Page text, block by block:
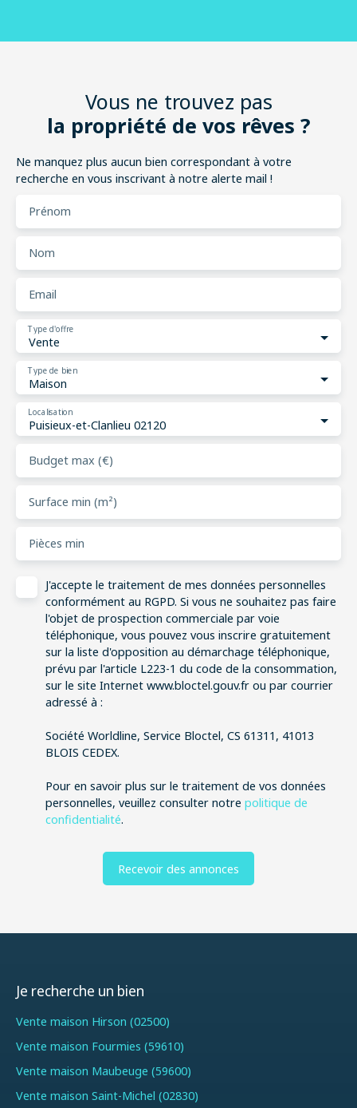
Vous ne trouvez pas
la propriété de vos rêves ?
Ne manquez plus aucun bien correspondant à votre
recherche en vous inscrivant à notre alerte mail !
Prénom
Nom
Email
Vente
Type d'offre
Maison
Type de bien
Puisieux-et-Clanlieu 02120
Localisation
Budget max (€)
Surface min (m²)
Pièces min
J'accepte le traitement de mes données personnelles
conformément au RGPD. Si vous ne souhaitez pas faire
l'objet de prospection commerciale par voie
téléphonique, vous pouvez vous inscrire gratuitement
sur la liste d'opposition au démarchage téléphonique,
prévu par l'article L223-1 du code de la consommation,
sur le site Internet www.bloctel.gouv.fr ou par courrier
adressé à :
Société Worldline, Service Bloctel, CS 61311, 41013
BLOIS CEDEX.
Pour en savoir plus sur le traitement de vos données
personnelles, veuillez consulter notre politique de
confidentialité.
Recevoir des annonces
Je recherche un bien
Vente maison Hirson (02500)
Vente maison Fourmies (59610)
Vente maison Maubeuge (59600)
Vente maison Saint-Michel (02830)